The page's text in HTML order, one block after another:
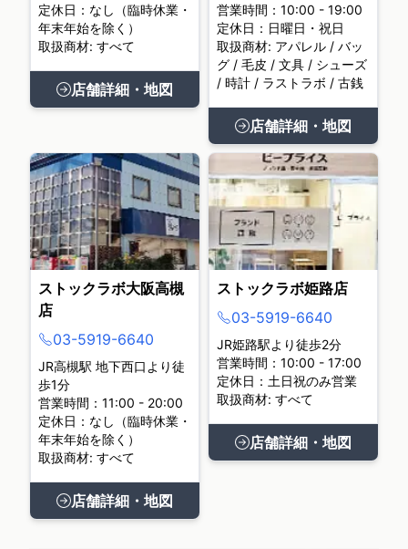
定休日：なし（臨時休業・
年末年始を除く）
取扱商材: すべて
店舗詳細・地図
営業時間：10:00 - 19:00
定休日：日曜日・祝日
取扱商材: アパレル / バッ
グ / 毛皮 / 文具 / シューズ
/ 時計 / ラストラボ / 古銭
店舗詳細・地図
ストックラボ大阪高槻
店
03-5919-6640
JR高槻駅 地下西口より徒
歩1分
営業時間：11:00 - 20:00
定休日：なし（臨時休業・
年末年始を除く）
取扱商材: すべて
店舗詳細・地図
ストックラボ姫路店
03-5919-6640
JR姫路駅より徒歩2分
営業時間：10:00 - 17:00
定休日：土日祝のみ営業
取扱商材: すべて
店舗詳細・地図